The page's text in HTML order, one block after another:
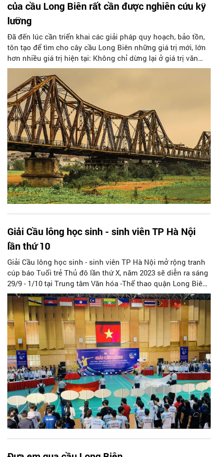
của cầu Long Biên rất cần được nghiên cứu kỹ
lưỡng
Đã đến lúc cần triển khai các giải pháp quy hoạch, bảo tồn,
tôn tạo để tìm cho cây cầu Long Biên những giá trị mới, lớn
hơn nhiều giá trị hiện tại: Không chỉ dừng lại ở giá trị văn
hóa, lịch sử mà còn có cả giá trị kinh tế, nghệ thuật và du
Giải Cầu lông học sinh - sinh viên TP Hà Nội
lần thứ 10
Giải Cầu lông học sinh - sinh viên TP Hà Nội mở rộng tranh
cúp báo Tuổi trẻ Thủ đô lần thứ X, năm 2023 sẽ diễn ra sáng
29/9 - 1/10 tại Trung tâm Văn hóa -Thể thao quận Long Biên,
quận Long Biên với gần 1.200 học sinh, sinh viên trên địa
bàn Hà Nội